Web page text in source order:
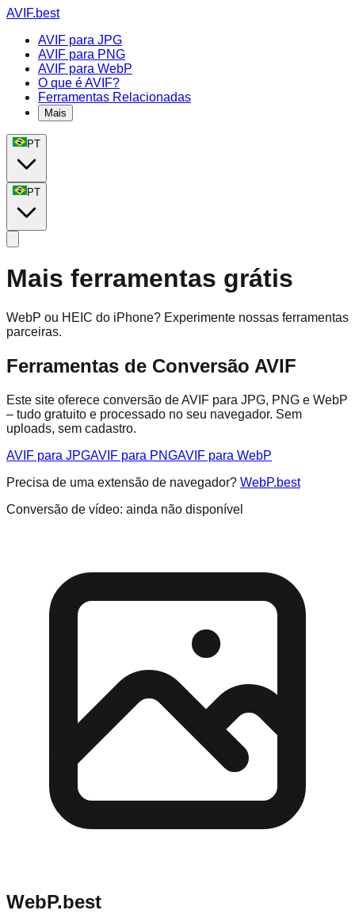
AVIF.best
AVIF para JPG
AVIF para PNG
AVIF para WebP
O que é AVIF?
Ferramentas Relacionadas
Mais
PT
PT
Mais ferramentas grátis
WebP ou HEIC do iPhone? Experimente nossas ferramentas
parceiras.
Ferramentas de Conversão AVIF
Este site oferece conversão de AVIF para JPG, PNG e WebP
– tudo gratuito e processado no seu navegador. Sem
uploads, sem cadastro.
AVIF para JPGAVIF para PNGAVIF para WebP
Precisa de uma extensão de navegador? WebP.best
Conversão de vídeo: ainda não disponível
WebP.best